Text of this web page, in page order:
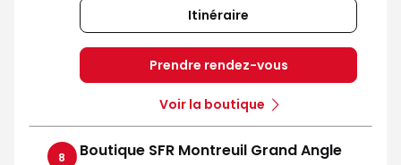
Itinéraire
Prendre rendez-vous
Voir la boutique
8 Boutique SFR Montreuil Grand Angle